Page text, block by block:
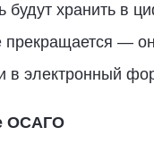
будут хранить в
прекращается —
в электронный
ОСАГО